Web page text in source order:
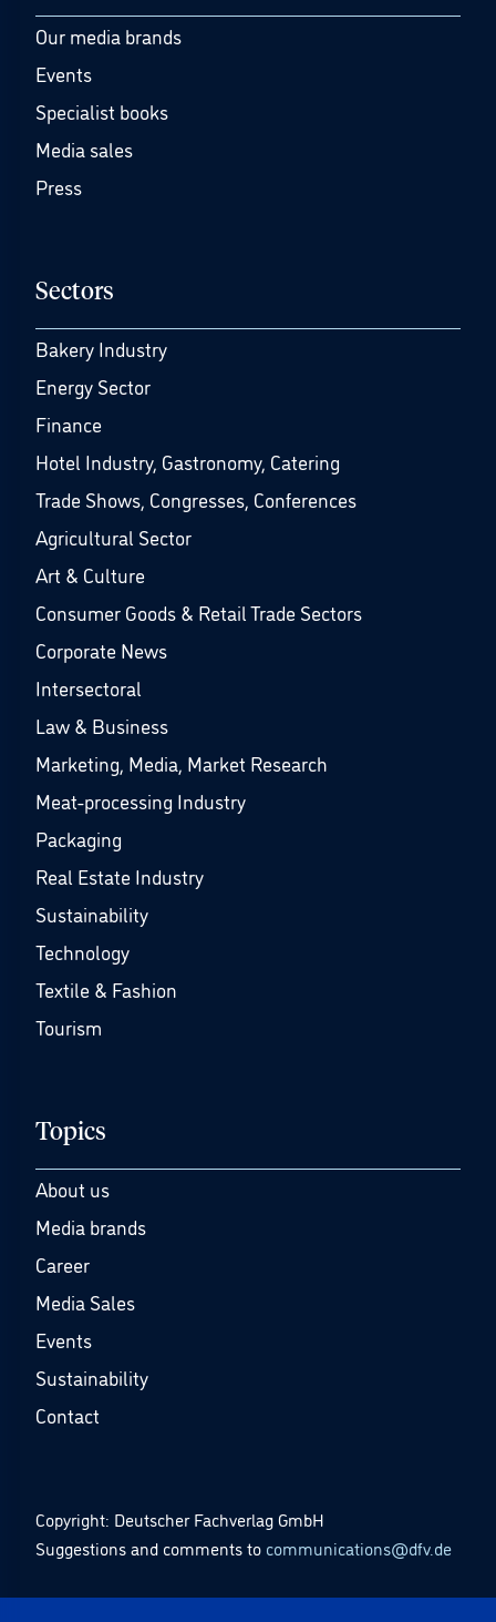
Our media brands
Events
Specialist books
Media sales
Press
Sectors
Bakery Industry
Energy Sector
Finance
Hotel Industry, Gastronomy, Catering
Trade Shows, Congresses, Conferences
Agricultural Sector
Art & Culture
Consumer Goods & Retail Trade Sectors
Corporate News
Intersectoral
Law & Business
Marketing, Media, Market Research
Meat-processing Industry
Packaging
Real Estate Industry
Sustainability
Technology
Textile & Fashion
Tourism
Topics
About us
Media brands
Career
Media Sales
Events
Sustainability
Contact
Copyright: Deutscher Fachverlag GmbH
Suggestions and comments to communications@dfv.de